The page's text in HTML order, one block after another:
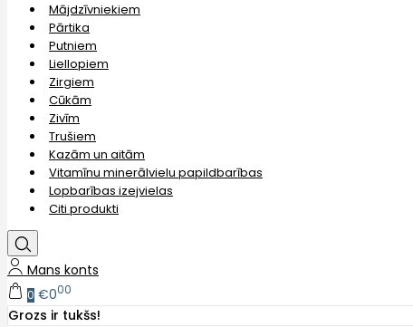
Mājdzīvniekiem
Pārtika
Putniem
Liellopiem
Zirgiem
Cūkām
Zivīm
Trušiem
Kazām un aitām
Vitamīnu minerālvielu papildbarības
Lopbarības izejvielas
Citi produkti
Mans konts
0 €000
Grozs ir tukšs!